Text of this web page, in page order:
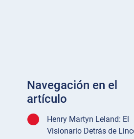
Navegación en el
artículo
Henry Martyn Leland: El
Visionario Detrás de